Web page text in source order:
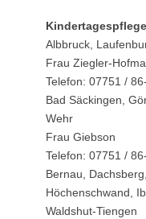
Albbruck,
Frau Ziegler-
Telefon: 07751 /
Bad Säckingen,
Wehr
Frau Giebson
Telefon: 07751 /
Bernau,
Höchenschwand,
Waldshut-Tiengen